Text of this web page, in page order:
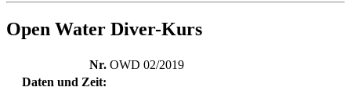
Open Water Diver-Kurs
Nr. OWD 02/2019
Daten und Zeit: